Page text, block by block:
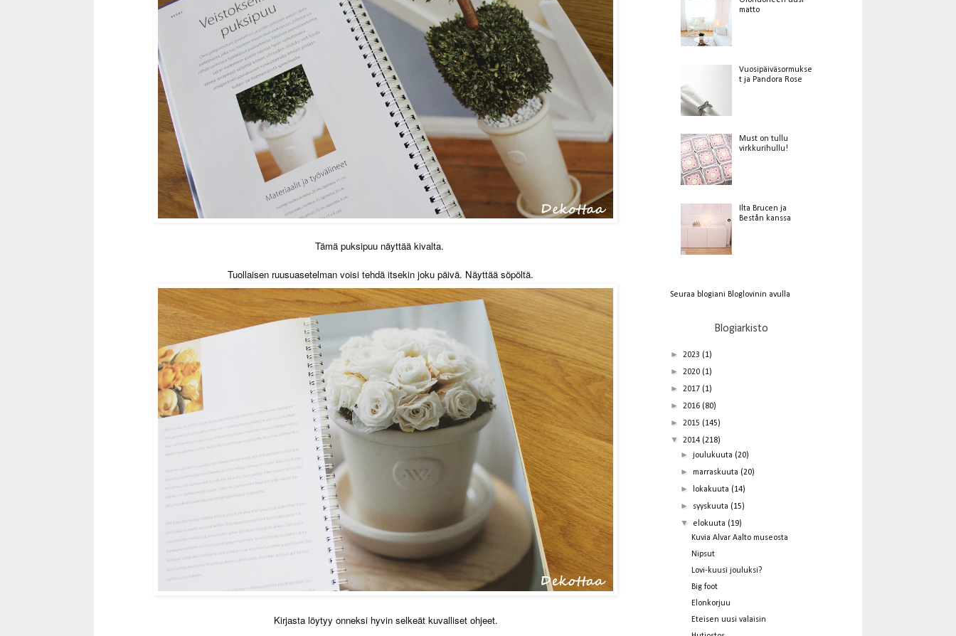
Tämä puksipuu näyttää kivalta.
Tuollaisen ruusuasetelman voisi tehdä itsekin joku päivä. Näyttää söpöltä.
Kirjasta löytyy onneksi hyvin selkeät kuvalliset ohjeet.
matto
Vuosipäiväsormukse
t ja Pandora Rose
Must on tullu
virkkurihullu!
Ilta Brucen ja
Bestån kanssa
Seuraa blogiani Bloglovinin avulla
Blogiarkisto
► 2023 (1)
► 2020 (1)
► 2017 (1)
► 2016 (80)
► 2015 (145)
▼ 2014 (218)
► joulukuuta (20)
► marraskuuta (20)
► lokakuuta (14)
► syyskuuta (15)
▼ elokuuta (19)
Kuvia Alvar Aalto museosta
Nipsut
Lovi-kuusi jouluksi?
Big foot
Elonkorjuu
Eteisen uusi valaisin